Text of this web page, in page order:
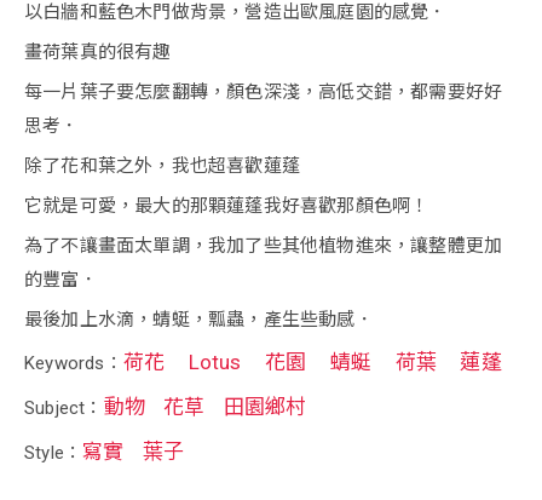
以白牆和藍色木門做背景，營造出歐風庭園的感覺．
畫荷葉真的很有趣
每一片葉子要怎麼翻轉，顏色深淺，高低交錯，都需要好好
思考．
除了花和葉之外，我也超喜歡蓮蓬
它就是可愛，最大的那顆蓮蓬我好喜歡那顏色啊！
為了不讓畫面太單調，我加了些其他植物進來，讓整體更加
的豐富．
最後加上水滴，蜻蜓，瓢蟲，產生些動感．
Keywords： 荷花 Lotus 花園 蜻蜓 荷葉 蓮蓬
Subject： 動物 花草 田園鄉村
Style：寫實 葉子